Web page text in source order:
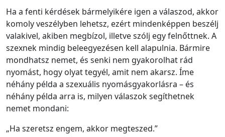
Ha a fenti kérdések bármelyikére igen a válaszod, akkor
komoly veszélyben lehetsz, ezért mindenképpen beszélj
valakivel, akiben megbízol, illetve szólj egy felnőttnek. A
szexnek mindig beleegyezésen kell alapulnia. Bármire
mondhatsz nemet, és senki nem gyakorolhat rád
nyomást, hogy olyat tegyél, amit nem akarsz. Íme
néhány példa a szexuális nyomásgyakorlásra – és
néhány példa arra is, milyen válaszok segíthetnek
nemet mondani:
„Ha szeretsz engem, akkor megteszed.”